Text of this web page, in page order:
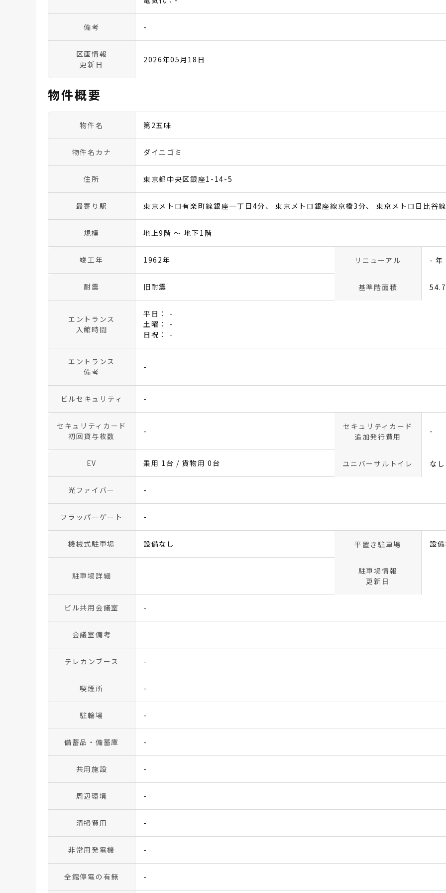
備考 -
区画情報
更新日
2026年05月18日
物件概要
物件名 第2五味
物件名カナ ダイニゴミ
住所 東京都中央区銀座1-14-5
最寄り駅 東京メトロ有楽町線銀座一丁目4分 東京メトロ銀座線京橋3分 東京メトロ日比谷
規模 地上9階 〜 地下1階
竣工年 1962年 リニューアル - 年
耐震 旧耐震 基準階面積
エントランス
入館時間
平日： -
土曜： -
日祝： -
エントランス
備考
-
ビルセキュリティ -
セキュリティカード
初回貸与枚数
-
セキュリティカード
追加発行費用
-
EV 乗用 1台 / 貨物用 0台 ユニバーサルトイレ なし
光ファイバー -
フラッパーゲート -
機械式駐車場 設備なし 平置き駐車場 設
駐車場詳細
駐車場情報
更新日
ビル共用会議室 -
会議室備考
テレカンブース -
喫煙所 -
駐輪場 -
備蓄品・備蓄庫 -
共用施設 -
周辺環境 -
清掃費用 -
非常用発電機 -
全館停電の有無 -